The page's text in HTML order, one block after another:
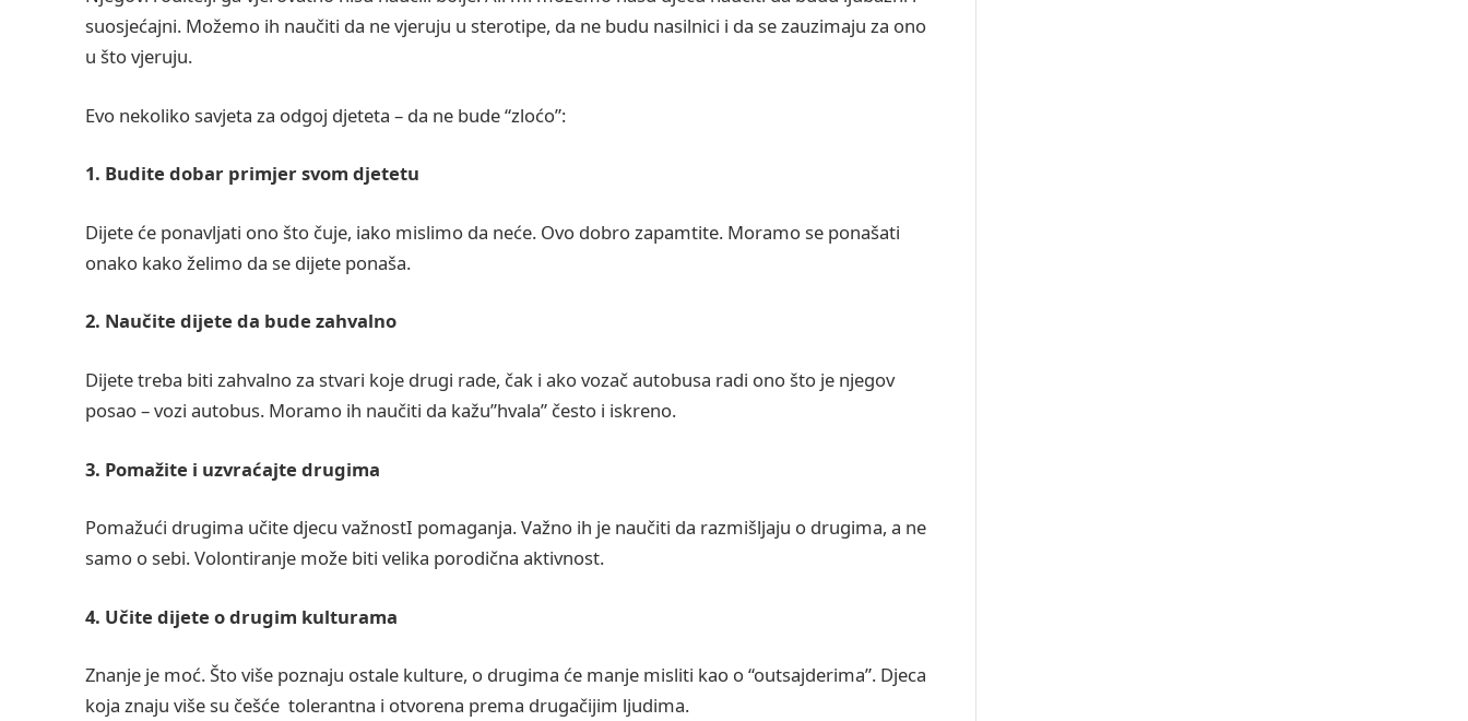
suosjećajni. Možemo ih naučiti da ne vjeruju u sterotipe, da ne budu nasilnici i da se zauzimaju za ono
u što vjeruju.
Evo nekoliko savjeta za odgoj djeteta – da ne bude “zloćo”:
1. Budite dobar primjer svom djetetu
Dijete će ponavljati ono što čuje, iako mislimo da neće. Ovo dobro zapamtite. Moramo se ponašati
onako kako želimo da se dijete ponaša.
2. Naučite dijete da bude zahvalno
Dijete treba biti zahvalno za stvari koje drugi rade, čak i ako vozač autobusa radi ono što je njegov
posao – vozi autobus. Moramo ih naučiti da kažu”hvala” često i iskreno.
3. Pomažite i uzvraćajte drugima
Pomažući drugima učite djecu važnostI pomaganja. Važno ih je naučiti da razmišljaju o drugima, a ne
samo o sebi. Volontiranje može biti velika porodična aktivnost.
4. Učite dijete o drugim kulturama
Znanje je moć. Što više poznaju ostale kulture, o drugima će manje misliti kao o “outsajderima”. Djeca
koja znaju više su češće tolerantna i otvorena prema drugačijim ljudima.